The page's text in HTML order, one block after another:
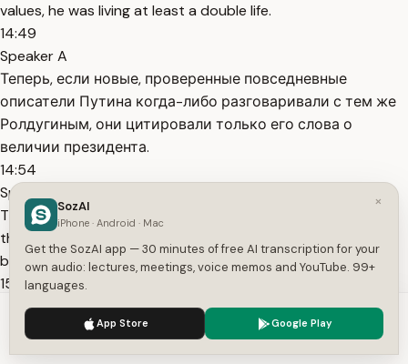
values, he was living at least a double life.
14:49
Speaker A
Теперь, если новые, проверенные повседневные
описатели Путина когда-либо разговаривали с тем же
Ролдугиным, они цитировали только его слова о
величии президента.
14:54
Speaker A
They, too, were ennobled by our "tsar" in his usual manner -
the secret family was given huge assets which had once
belonged to the people.
15:03
Speaker A
Его стихия — дела. Видите, они могут быть не сразу
заметны, но потом оказываются ужасно эффективными.
We use cookies to enhance your experience.
×
SozAI
iPhone · Android · Mac
Get the SozAI app — 30 minutes of free AI transcription for your
own audio: lectures, meetings, voice memos and YouTube. 99+
languages.
App Store Google Play